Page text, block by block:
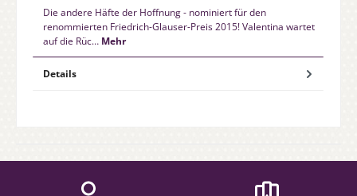
Die andere Häfte der Hoffnung - nominiert für den
renommierten Friedrich-Glauser-Preis 2015! Valentina wartet
auf die Rüc… Mehr
Details